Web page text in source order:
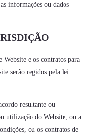
informações ou dados
Website e os contratos para
serão regidos pela lei
resultante ou
utilização do Website, ou a
ou os contratos de